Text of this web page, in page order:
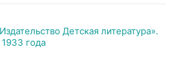
Детская литература».
года